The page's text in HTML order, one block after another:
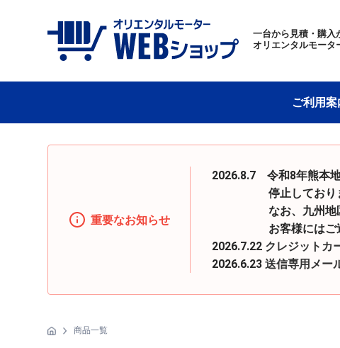
一台から見積・購入
オリエンタルモータ
ご利用
重要なお知らせ
2026.8.7 令和8年熊本地
停止しておりました
なお、九州地区への
お客様にはご迷惑を
2026.7.22 クレジットカ
2026.6.23送信専用メー
商品一覧